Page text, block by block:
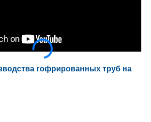
гофрированных труб на